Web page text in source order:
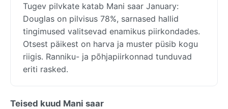
Tugev pilvkate katab Mani saar January:
Douglas on pilvisus 78%, sarnased hallid
tingimused valitsevad enamikus piirkondades.
Otsest päikest on harva ja muster püsib kogu
riigis. Ranniku- ja põhjapiirkonnad tunduvad
eriti rasked.
Teised kuud Mani saar